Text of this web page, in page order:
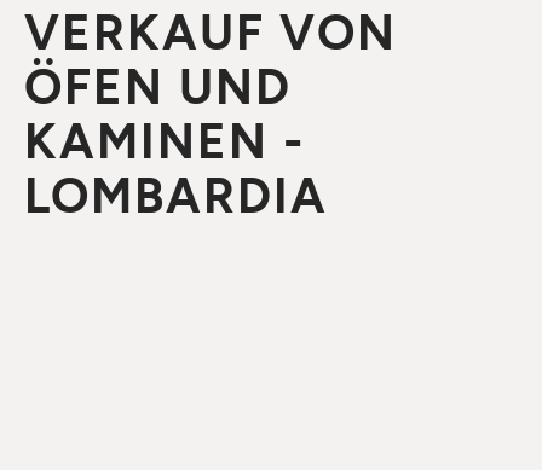
VERKAUF VON
ÖFEN UND
KAMINEN -
LOMBARDIA